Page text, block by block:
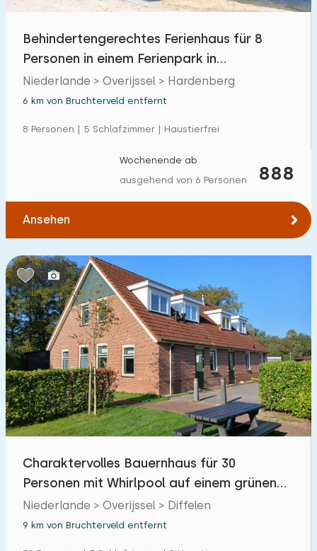
Behindertengerechtes Ferienhaus für 8
Personen in einem Ferienpark in
Hardenberg
Niederlande > Overijssel > Hardenberg
6 km von Bruchterveld entfernt
8 Personen | 5 Schlafzimmer | Haustierfrei
888
Wochenende ab
ausgehend von 6 Personen
Ansehen
Charaktervolles Bauernhaus für 30
Personen mit Whirlpool auf einem grünen
Familienpark
Niederlande > Overijssel > Diffelen
9 km von Bruchterveld entfernt